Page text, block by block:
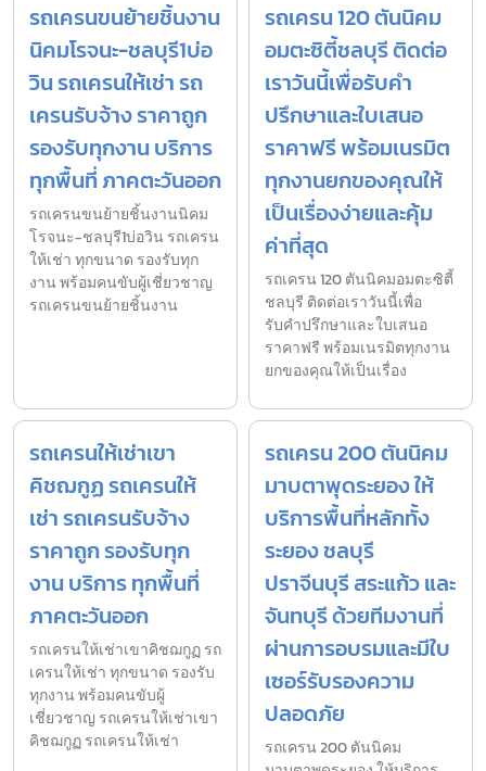
รถเครนขนย้ายชิ้นงาน
นิคมโรจนะ-ชลบุรี1บ่อ
วิน รถเครนให้เช่า รถ
เครนรับจ้าง ราคาถูก
รองรับทุกงาน บริการ
ทุกพื้นที่ ภาคตะวันออก
รถเครนขนย้ายชิ้นงานนิคม
โรจนะ-ชลบุรี1บ่อวิน รถเครน
ให้เช่า ทุกขนาด รองรับทุก
งาน พร้อมคนขับผู้เชี่ยวชาญ
รถเครนขนย้ายชิ้นงาน
รถเครน 120 ตันนิคม
อมตะซิตี้ชลบุรี ติดต่อ
เราวันนี้เพื่อรับคำ
ปรึกษาและใบเสนอ
ราคาฟรี พร้อมเนรมิต
ทุกงานยกของคุณให้
เป็นเรื่องง่ายและคุ้ม
ค่าที่สุด
รถเครน 120 ตันนิคมอมตะซิตี้
ชลบุรี ติดต่อเราวันนี้เพื่อ
รับคำปรึกษาและใบเสนอ
ราคาฟรี พร้อมเนรมิตทุกงาน
ยกของคุณให้เป็นเรื่อง
รถเครนให้เช่าเขา
คิชฌกูฏ รถเครนให้
เช่า รถเครนรับจ้าง
ราคาถูก รองรับทุก
งาน บริการ ทุกพื้นที่
ภาคตะวันออก
รถเครนให้เช่าเขาคิชฌกูฏ รถ
เครนให้เช่า ทุกขนาด รองรับ
ทุกงาน พร้อมคนขับผู้
เชี่ยวชาญ รถเครนให้เช่าเขา
คิชฌกูฏ รถเครนให้เช่า
รถเครน 200 ตันนิคม
มาบตาพุดระยอง ให้
บริการพื้นที่หลักทั้ง
ระยอง ชลบุรี
ปราจีนบุรี สระแก้ว และ
จันทบุรี ด้วยทีมงานที่
ผ่านการอบรมและมีใบ
เซอร์รับรองความ
ปลอดภัย
รถเครน 200 ตันนิคม